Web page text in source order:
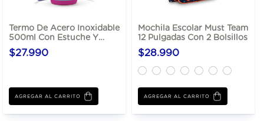
Termo De Acero Inoxidable
500ml Con Estuche Y
Sorbete
$27.990
AGREGAR AL CARRITO
Mochila Escolar Must Team
12 Pulgadas Con 2 Bolsillos
$28.990
AGREGAR AL CARRITO